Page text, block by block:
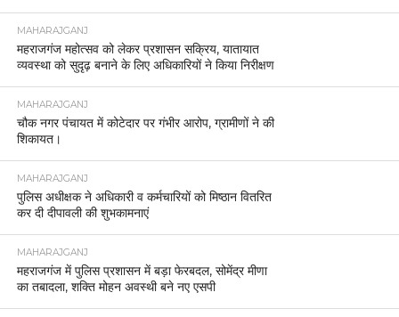
MAHARAJGANJ
महराजगंज महोत्सव को लेकर प्रशासन सक्रिय, यातायात
व्यवस्था को सुदृढ़ बनाने के लिए अधिकारियों ने किया निरीक्षण
MAHARAJGANJ
चौक नगर पंचायत में कोटेदार पर गंभीर आरोप, ग्रामीणों ने की
शिकायत।
MAHARAJGANJ
पुलिस अधीक्षक ने अधिकारी व कर्मचारियों को मिष्ठान वितरित
कर दी दीपावली की शुभकामनाएं
MAHARAJGANJ
महराजगंज में पुलिस प्रशासन में बड़ा फेरबदल, सोमेंद्र मीणा
का तबादला, शक्ति मोहन अवस्थी बने नए एसपी